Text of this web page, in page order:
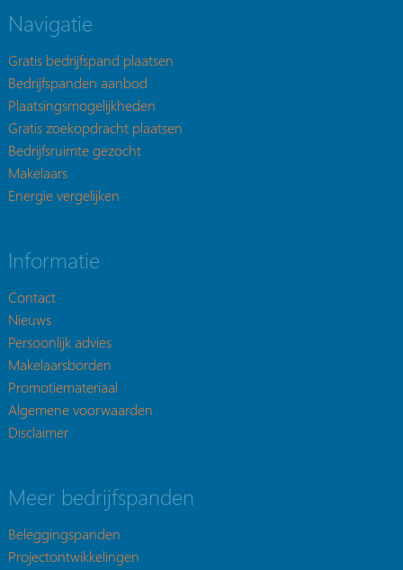
Navigatie
Gratis bedrijfspand plaatsen
Bedrijfspanden aanbod
Plaatsingsmogelijkheden
Gratis zoekopdracht plaatsen
Bedrijfsruimte gezocht
Makelaars
Energie vergelijken
Informatie
Contact
Nieuws
Persoonlijk advies
Makelaarsborden
Promotiemateriaal
Algemene voorwaarden
Disclaimer
Meer bedrijfspanden
Beleggingspanden
Projectontwikkelingen